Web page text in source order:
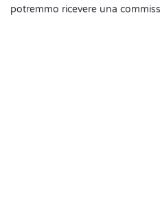
potremmo ricevere una